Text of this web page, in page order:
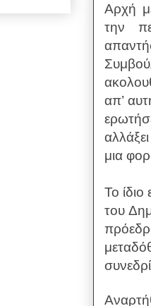
Αρχή
την
απ’
μια
Το ίδιο
του